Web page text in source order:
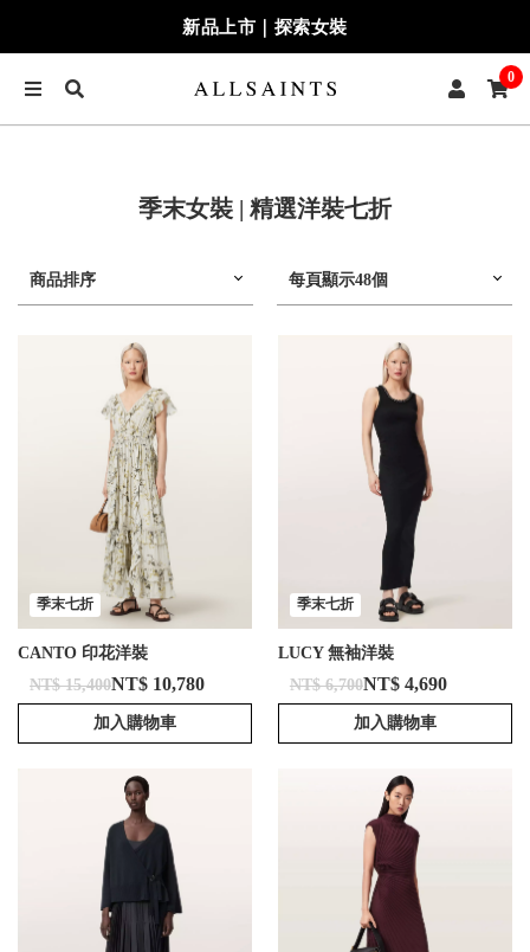
新品上市｜探索女裝
0
季末女裝 | 精選洋裝七折
商品排序 每頁顯示48個
季末七折
CANTO 印花洋裝
NT$ 15,400NT$ 10,780
加入購物車
季末七折
LUCY 無袖洋裝
NT$ 6,700NT$ 4,690
加入購物車